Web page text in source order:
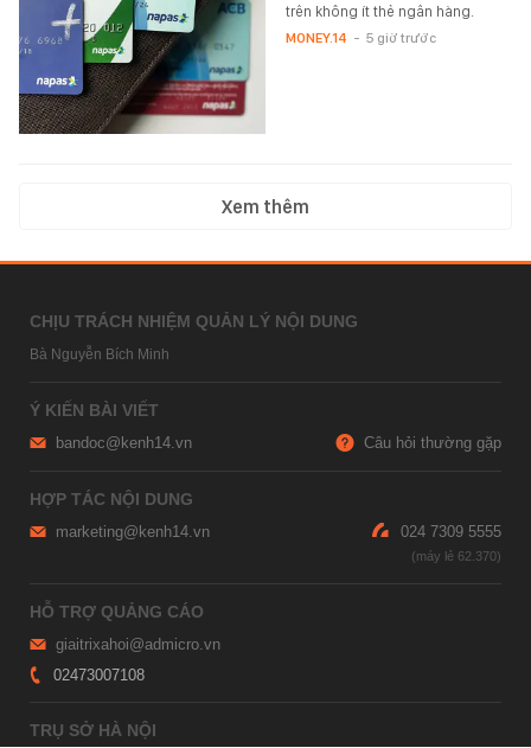
trên không ít thẻ ngân hàng.
MONEY.14 - 5 giờ trước
Xem thêm
CHỊU TRÁCH NHIỆM QUẢN LÝ NỘI DUNG
Bà Nguyễn Bích Minh
Ý KIẾN BÀI VIẾT
bandoc@kenh14.vn Câu hỏi thường gặp
HỢP TÁC NỘI DUNG
marketing@kenh14.vn 024 7309 5555
HỖ TRỢ QUẢNG CÁO
giaitrixahoi@admicro.vn
02473007108
TRỤ SỞ HÀ NỘI